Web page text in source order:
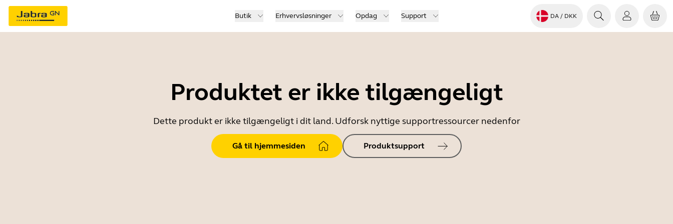
Butik Erhvervsløsninger Opdag Support DA / DKK
Produktet er ikke tilgængeligt
Dette produkt er ikke tilgængeligt i dit land. Udforsk nyttige supportressourcer nedenfor
Gå til hjemmesiden Produktsupport